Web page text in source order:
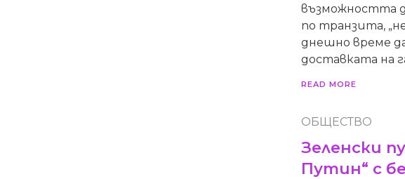
възможността
по транзита,
днешно време
доставката на
READ MORE
ОБЩЕСТВО
Зеленски
Путин“ с